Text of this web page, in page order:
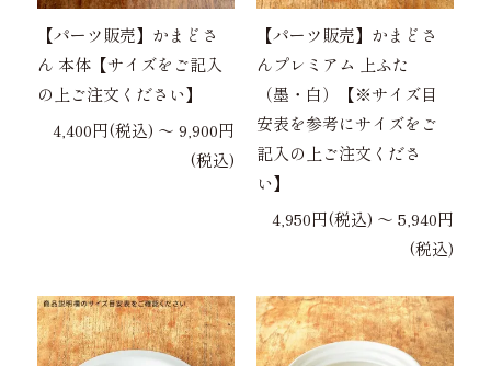
【パーツ販売】かまどさ
ん 本体【サイズをご記入
の上ご注文ください】
4,400円(税込) 〜 9,900円
(税込)
【パーツ販売】かまどさ
んプレミアム 上ふた
（墨・白）【※サイズ目
安表を参考にサイズをご
記入の上ご注文くださ
い】
4,950円(税込) 〜 5,940円
(税込)